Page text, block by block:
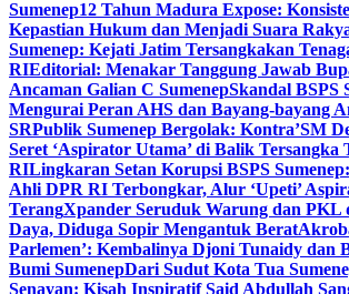
Sumenep12 Tahun Madura Expose:
Kepastian Hukum dan Menjadi Suara
Sumenep: Kejati Jatim Tersangkakan
RIEditorial: Menakar Tanggung Jawab
Ancaman Galian C SumenepSkandal BSPS
Mengurai Peran AHS dan Bayang-bayang
SRPublik Sumenep Bergolak: Kontra’SM
Seret ‘Aspirator Utama’ di Balik Tersangka
RILingkaran Setan Korupsi BSPS
Ahli DPR RI Terbongkar, Alur ‘Upeti’
TerangXpander Seruduk Warung dan PKL
Daya, Diduga Sopir Mengantuk Berat
Parlemen’: Kembalinya Djoni Tunaidy dan
Bumi SumenepDari Sudut Kota Tua
Senayan: Kisah Inspiratif Said Abdullah